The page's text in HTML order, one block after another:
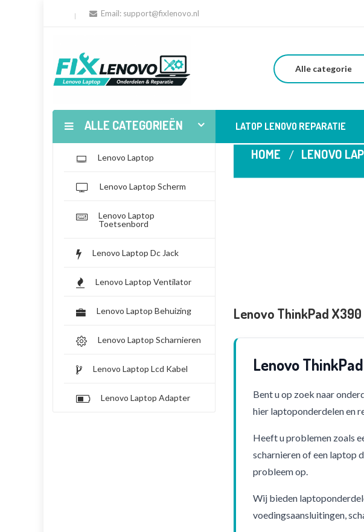
Email: support@fixlenovo.nl
ALLE CATEGORIEËN LATOP LENOVO REPARATIE
Lenovo Laptop
Lenovo Laptop Scherm
Lenovo Laptop
Toetsenbord
Lenovo Laptop Dc Jack
Lenovo Laptop Ventilator
Lenovo Laptop Behuizing
Lenovo Laptop Scharnieren
Lenovo Laptop Lcd Kabel
Lenovo Laptop Adapter
HOME LENOVO
Lenovo ThinkPad
Lenovo
Bent u op zoek naar
hier laptoponderdelen en
Heeft u problemen zoals
scharnieren of een laptop
probleem op.
Wij bieden
voedingsaansluitingen,